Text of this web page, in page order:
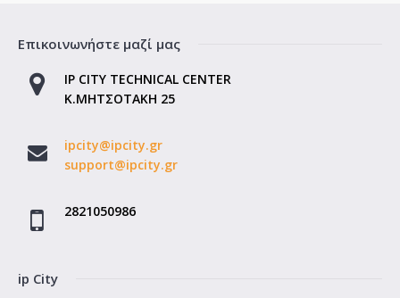
TOUCH MONITOR 15'' VGA ,HDMI,USB TM1501
Οθόνη αφής 15'' resistive 5-Wire με μεταλλική βάση στήριξης και
Επικοινωνήστε μαζί μας
IP CITY TECHNICAL CENTER
Κ.ΜΗΤΣΟΤΑΚΗ 25
ipcity@ipcity.gr
support@ipcity.gr
2821050986
ip City